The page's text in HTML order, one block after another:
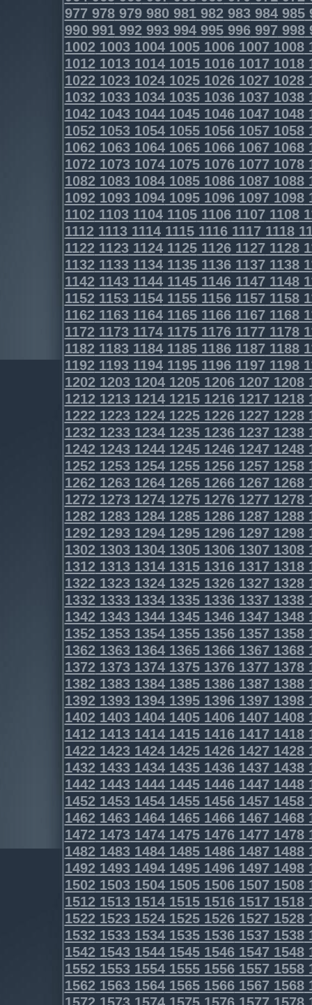
977978979980981982983984985
990991992993994995996997998
1002100310041005100610071008
1012101310141015101610171018
1022102310241025102610271028
1032103310341035103610371038
1042104310441045104610471048
1052105310541055105610571058
1062106310641065106610671068
1072107310741075107610771078
1082108310841085108610871088
1092109310941095109610971098
1102110311041105110611071108
1112111311141115111611171118
1122112311241125112611271128
1132113311341135113611371138
1142114311441145114611471148
1152115311541155115611571158
1162116311641165116611671168
1172117311741175117611771178
1182118311841185118611871188
1192119311941195119611971198
1202120312041205120612071208
1212121312141215121612171218
1222122312241225122612271228
1232123312341235123612371238
1242124312441245124612471248
1252125312541255125612571258
1262126312641265126612671268
1272127312741275127612771278
1282128312841285128612871288
1292129312941295129612971298
1302130313041305130613071308
1312131313141315131613171318
1322132313241325132613271328
1332133313341335133613371338
1342134313441345134613471348
1352135313541355135613571358
1362136313641365136613671368
1372137313741375137613771378
1382138313841385138613871388
1392139313941395139613971398
1402140314041405140614071408
1412141314141415141614171418
1422142314241425142614271428
1432143314341435143614371438
1442144314441445144614471448
1452145314541455145614571458
1462146314641465146614671468
1472147314741475147614771478
1482148314841485148614871488
1492149314941495149614971498
1502150315041505150615071508
1512151315141515151615171518
1522152315241525152615271528
1532153315341535153615371538
1542154315441545154615471548
1552155315541555155615571558
1562156315641565156615671568